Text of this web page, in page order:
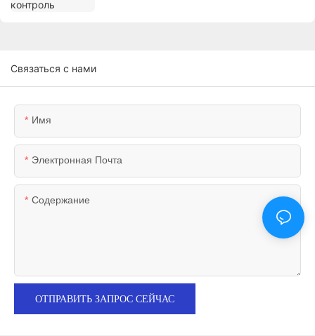
Связаться с нами
Имя
Электронная Почта
Содержание
ОТПРАВИТЬ ЗАПРОС СЕЙЧАС